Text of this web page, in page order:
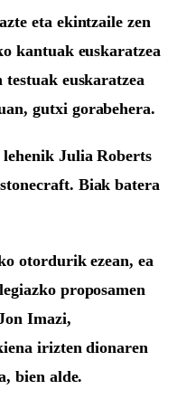
eta ekintzaile zen
kantuak euskaratzea
testuak euskaratzea
gutxi gorabehera.
lehenik Julia Roberts
Biak batera
otordurik ezean, ea
proposamen
Imazi,
irizten dionaren
bien alde.